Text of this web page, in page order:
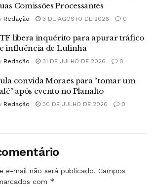
Comissões Processantes
Redação 3 DE AGOSTO DE 2026 0
libera inquérito para apurar tráfico
influência de Lulinha
Redação 31 DE JULHO DE 2026 0
convida Moraes para “tomar um
após evento no Planalto
Redação 30 DE JULHO DE 2026 0
e-mail não será publicado. Campos
com *